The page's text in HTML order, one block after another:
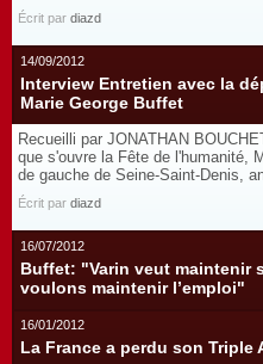
Écrit par diazd
14/09/2012
Interview Entretien avec la
Marie George Buffet
Recueilli par JONATHAN
que s'ouvre la Fête de l'humanité,
de gauche de Seine-Saint-Denis,
Écrit par diazd
16/07/2012
Buffet: "Varin veut maintenir
voulons maintenir l’emploi"
16/01/2012
La France a perdu son Triple